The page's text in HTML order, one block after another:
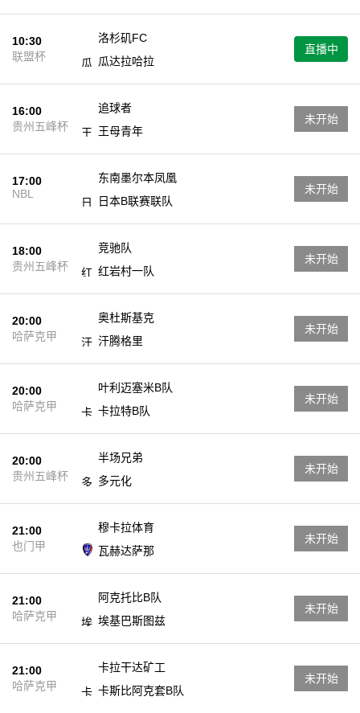
10:30
联盟杯
洛杉矶FC
瓜达拉哈拉
直播中
16:00
贵州五峰杯
追球者
王母青年
未开始
17:00
NBL
东南墨尔本凤凰
日本B联赛联队
未开始
18:00
贵州五峰杯
竞驰队
红岩村一队
未开始
20:00
哈萨克甲
奥杜斯基克
汗腾格里
未开始
20:00
哈萨克甲
叶利迈塞米B队
卡拉特B队
未开始
20:00
贵州五峰杯
半场兄弟
多元化
未开始
21:00
也门甲
穆卡拉体育
瓦赫达萨那
未开始
21:00
哈萨克甲
阿克托比B队
埃基巴斯图兹
未开始
21:00
哈萨克甲
卡拉干达矿工
卡斯比阿克套B队
未开始